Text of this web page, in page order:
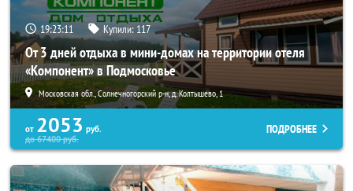
19:23:07 Купили: 117
От 3 дней отдыха в мини-домах на территории отеля
«Компонент» в Подмосковье
Московская обл., Солнечногорский р-н, д. Колтышево, 1
от 2053 руб.
до67400руб.
ПОДРОБНЕЕ